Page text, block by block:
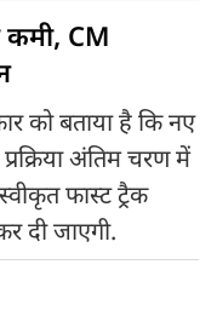
कमी, CM
को बताया है कि नए
प्रक्रिया अंतिम चरण में
फास्ट ट्रैक
दी जाएगी.